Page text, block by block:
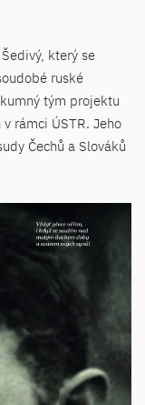
který se
ruské
tým projektu
rámci ÚSTR. Jeho
Čechů a Slováků